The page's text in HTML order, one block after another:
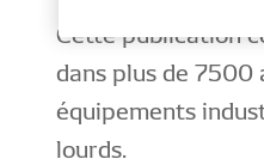
Cette publication
dans plus de 7500
équipements
lourds.